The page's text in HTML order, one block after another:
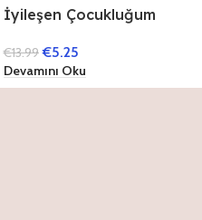
İyileşen Çocukluğum
€13.99 €5.25
Devamını Oku